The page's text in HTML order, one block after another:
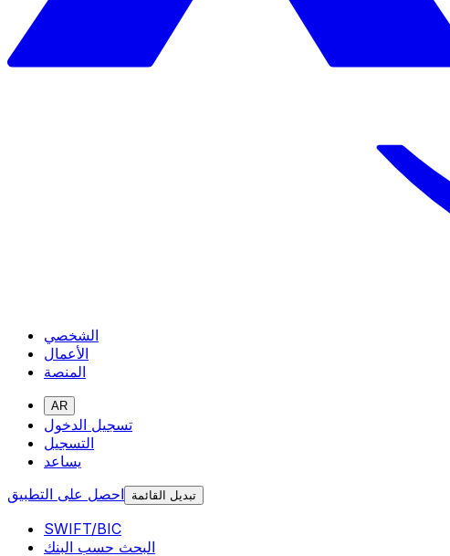
الشخصي
الأعمال
المنصة
AR
تسجيل الدخول
التسجيل
يساعد
احصل على التطبيق
تبديل القائمة
SWIFT/BIC
البحث حسب البنك